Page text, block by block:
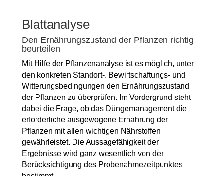
Blattanalyse
Den Ernährungszustand der Pflanzen richtig
beurteilen
Mit Hilfe der Pflanzenanalyse ist es möglich, unter
den konkreten Standort-, Bewirtschaftungs- und
Witterungsbedingungen den Ernährungszustand
der Pflanzen zu überprüfen. Im Vordergrund steht
dabei die Frage, ob das Düngemanagement die
erforderliche ausgewogene Ernährung der
Pflanzen mit allen wichtigen Nährstoffen
gewährleistet. Die Aussagefähigkeit der
Ergebnisse wird ganz wesentlich von der
Berücksichtigung des Probenahmezeitpunktes